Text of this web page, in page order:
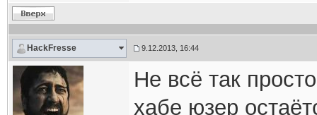
HackFresse 9.12.2013, 16:44
Не всё так
хабе юзер